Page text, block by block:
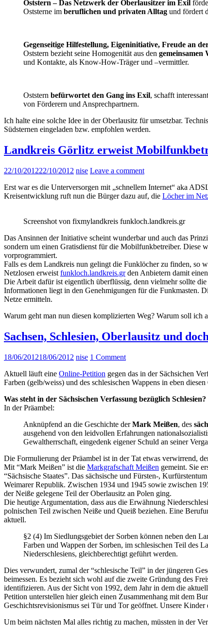
Oststern – Das Netzwerk der Oberlausitzer im Exil
Oststerne im beruflichen und privaten Alltag und fördert
Gegenseitige Hilfestellung, Eigeninitiative, Freude an
Oststern bezieht seine Homogenität aus den gemeinsamen
und Kontakte, als Know-How-Träger und –vermittler.
Oststern befürwortet den Gang ins Exil, schafft
von Förderern und Ansprechpartnern.
Ich halte eine solche Idee in der Oberlausitz für umsetzbar.
Südsternen eingeladen bzw. empfohlen werden.
Landkreis Görlitz erweist
22/10/201222/10/2012 nise Leave a comment
Erst war es die Unterversorgen mit „schnellem Internet“ aka
Kreisentwicklung ruft nun die Bürger dazu auf, die Löcher im
Screenshot von fixmylandkreis funkloch.landkreis.gr
Das Ansinnen der Initiative scheint wunderbar und auch das
sondern um einen Gratisdienst für die Mobilfunkbetreiber. Diese
vorprogrammiert.
Falls es dem Landkreis nun gelingt die Funklöcher zu finden, so
Netzlosen erweist funkloch.landkreis.grden Anbietern damit einen
Die Arbeit dafür ist eigentlich überflüssig, denn vielmehr sollte die
Informationen liegt in den Genehmigungen für die Funkmasten.
Netze ermitteln.
Warum geht man nun diesen komplizierten Weg? Warum soll ich
Sachsen, Schlesien, Oberlausitz und
18/06/201218/06/2012 nise 1 Comment
Aktuell läuft eine Online-Petition gegen das in der Sächsichen
Farben (gelb/weiss) und des schlesischen Wappens in eben diesen
Was steht in der Sächsischen Verfassung bezüglich Schlesien?
In der Präambel:
Anknüpfend an die Geschichte derMark Meißen, des
ausgehend von den leidvollen Erfahrungen
Gewaltherrschaft, eingedenk eigener Schuld an seiner
Die Formulierung der Präambel ist in der Tat etwas verwirrend,
Mit “Mark Meißen” ist die Markgrafschaft Meißen gemeint. Sie
“Sächsische Staates”. Das sächsische und Fürsten-,
Weimarer Republik. Zwischen 1934 und 1945 sowie zwischen
der Neiße gelegene Teil der Oberlausitz an Polen ging.
Die heutige Argumentation, dass aus die Erwähnung
polnischen Teil zwischen Neiße und Queiß beziehen. Eine
aktuell.
§2 (4) Im Siedlungsgebiet der Sorben können neben den
Farben und Wappen der Sorben, im schlesischen Teil des
Niederschlesiens, gleichberechtigt geführt werden.
Dies verwundert, zumal der “schlesische Teil” in der jüngeren
beimessen. Es bezieht sich wohl auf die zweite Gründung des
identifizieren. Aus der Sicht von 1992, dem Jahr in dem die
Petition unterstellen hier gleich einen Zusammenhang mit dem
Geschichtsrevisionismus sei Tür und Tor geöffnet. Unsere
Um beim nächsten Mal alles richtig zu machen, müssten in der